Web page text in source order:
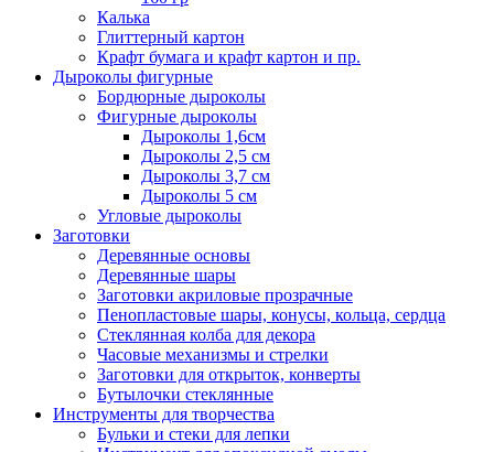
Калька
Глиттерный картон
Крафт бумага и крафт картон и пр.
Дыроколы фигурные
Бордюрные дыроколы
Фигурные дыроколы
Дыроколы 1,6см
Дыроколы 2,5 см
Дыроколы 3,7 см
Дыроколы 5 см
Угловые дыроколы
Заготовки
Деревянные основы
Деревянные шары
Заготовки акриловые прозрачные
Пенопластовые шары, конусы, кольца, сердца
Стеклянная колба для декора
Часовые механизмы и стрелки
Заготовки для открыток, конверты
Бутылочки стеклянные
Инструменты для творчества
Бульки и стеки для лепки